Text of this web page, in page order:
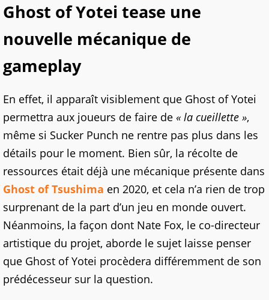
Ghost of Yotei tease une
nouvelle mécanique de
gameplay
En effet, il apparaît visiblement que Ghost of Yotei
permettra aux joueurs de faire de « la cueillette »,
même si Sucker Punch ne rentre pas plus dans les
détails pour le moment. Bien sûr, la récolte de
ressources était déjà une mécanique présente dans
Ghost of Tsushima en 2020, et cela n’a rien de trop
surprenant de la part d’un jeu en monde ouvert.
Néanmoins, la façon dont Nate Fox, le co-directeur
artistique du projet, aborde le sujet laisse penser
que Ghost of Yotei procèdera différemment de son
prédécesseur sur la question.